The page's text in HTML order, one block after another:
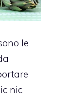
le
nic